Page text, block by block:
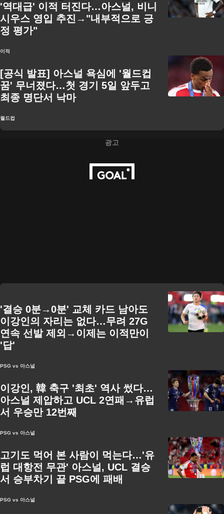
'역대급' 이적 터진다…아스널, 비니
시우스 영입 추진→"내부적으로 긍
정 평가"
이적
[공식 발표] 아스널 욕심에 '월드컵
꿈' 무너졌다…첫 경기 5일 앞두고
최종 명단서 낙마
월드컵
'결승 0분→0분' 교체 카드 남아도
이강인의 자리는 없다…무려 27G
연속 선발 제외→이제는 이적만이
'답'
PSG vs 아스널
이강인, 韓 축구 '최초' 역사 썼다…
아스널 제압하고 UCL 2연패→유럽
서 우승만 12번째
PSG vs 아스널
고기도 먹어 본 사람이 먹는다…'유
럽 대항전 무관' 아스널, UCL 결승
서 승부차기 끝 PSG에 패배
PSG vs 아스널